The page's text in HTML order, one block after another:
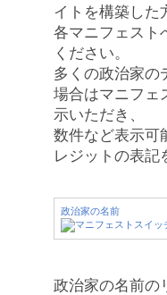
イトを構築した
各マニフェスト
ください。
多くの政治家の
場合はマニフェ
示いただき、
数件など表示可
レジットの表記
政治家の名前
政治家の名前の